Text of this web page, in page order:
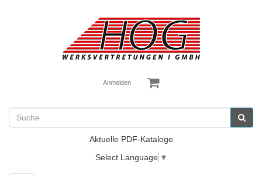
Anmelden
Aktuelle PDF-Kataloge
Select Language ▼